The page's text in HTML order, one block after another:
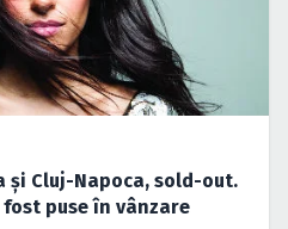
şi Cluj-Napoca, sold-out.
puse în vânzare